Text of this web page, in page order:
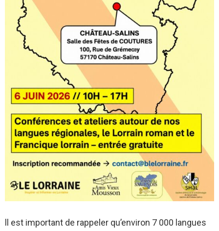
ll est important de rappeler qu’environ 7 000 langues